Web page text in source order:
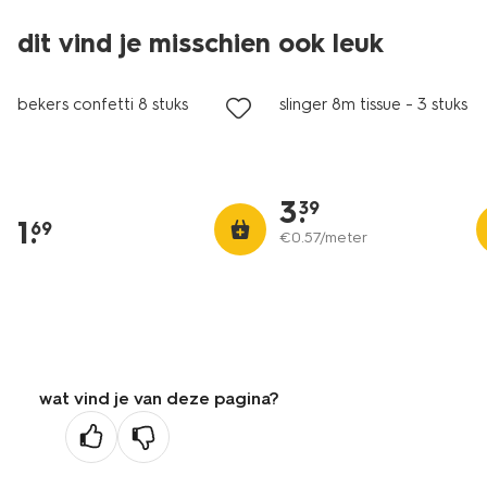
dit vind je misschien ook leuk
bekers confetti 8 stuks
1.
69
slinger 8m tissue - 3 stuks
3.
39
€0.57/meter
wat vind je van deze pagina?